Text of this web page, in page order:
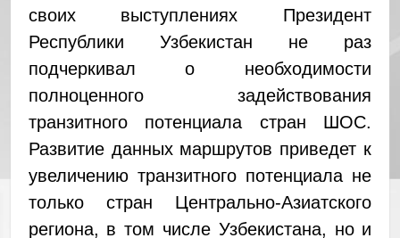
своих выступлениях Президент
Республики Узбекистан не раз
подчеркивал о необходимости
полноценного задействования
транзитного потенциала стран ШОС.
Развитие данных маршрутов приведет к
увеличению транзитного потенциала не
только стран Центрально-Азиатского
региона, в том числе Узбекистана, но и